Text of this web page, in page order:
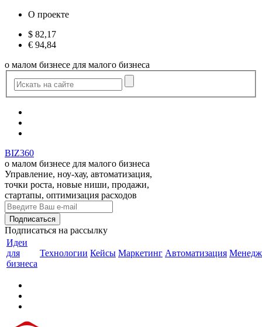
О проекте
$ 82,17
€ 94,84
о малом бизнесе для малого бизнеса
BIZ360
о малом бизнесе для малого бизнеса
Управление, ноу-хау, автоматизация,
точки роста, новые ниши, продажи,
стартапы, оптимизация расходов
Подписаться на рассылку
Идеи
для
бизнеса
Технологии Кейсы Маркетинг Автоматизация